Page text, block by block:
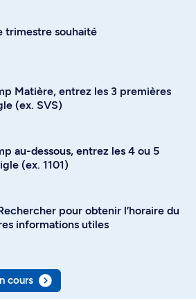
trimestre souhaité
Matière, entrez les 3 premières
(ex. SVS)
au-dessous, entrez les 4 ou 5
(ex. 1101)
pour obtenir l’horaire du
informations utiles
cours